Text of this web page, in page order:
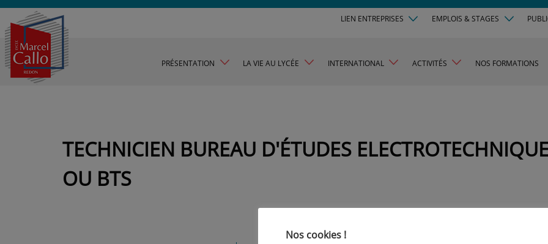
LIEN ENTREPRISES EMPLOIS & STAGES
PRÉSENTATION LA VIE AU LYCÉE INTERNATIONAL ACTIVITÉS NOS FORMATIONS
TECHNICIEN BUREAU D'ÉTUDES
OU BTS
Nos cookies !